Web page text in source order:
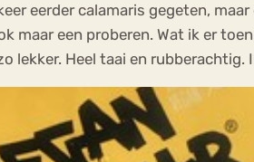
eerder calamaris gegeten,
maar een proberen. Wat ik er
lekker. Heel taai en rubberachtig.